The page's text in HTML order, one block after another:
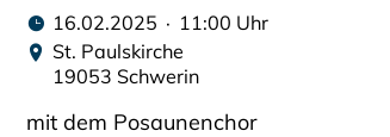
16.02.2025 · 11:00 Uhr
St. Paulskirche
19053 Schwerin
mit dem Posaunenchor